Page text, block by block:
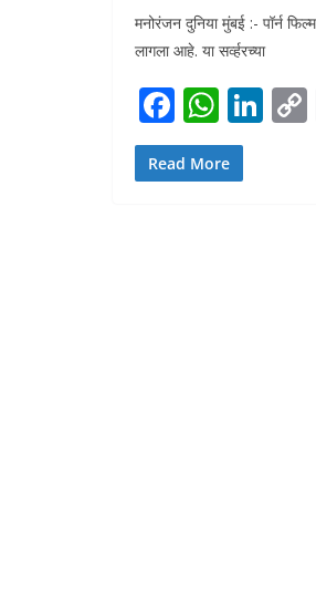
मनोरंजन दुनिया मुंबई :- पॉर्न
लागला आहे. या सर्व्हरच्या
F
ac
e
W
h
at
Li
Read More